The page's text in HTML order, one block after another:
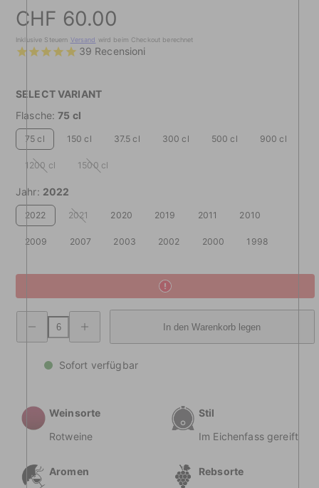
Preis
CHF 60.00
Inklusive Steuern Versand wird beim Checkout berechnet
39 Recensioni
SELECT VARIANT
Flasche: 75 cl
75 cl 150 cl 37.5 cl 300 cl 500 cl 900 cl
1200 cl
Nicht
1500 cl
Nicht
Jahr: 2022
2022 2021
Nicht
2020 2019 2011 2010
2009 2007 2003 2002 2000 1998
Menge
abnehmen
Carato
Merlot
Ticino
Menge
Carato
Merlot
Ticino
In den Warenkorb legen
Sofort verfügbar
Weinsorte
Rotweine
Stil
Im Eichenfass gereift
Aromen
Rebsorte